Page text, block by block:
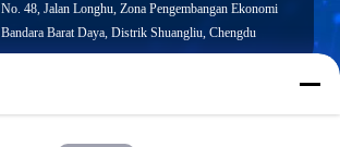
No. 48, Jalan Longhu, Zona Pengembangan Ekonomi
Bandara Barat Daya, Distrik Shuangliu, Chengdu
Sales03@chinafibercable.com